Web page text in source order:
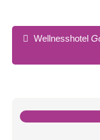
Wellnesshotel